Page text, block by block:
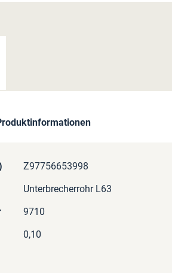
Z97756653998
Unterbrecherrohr L63
9710
0,10